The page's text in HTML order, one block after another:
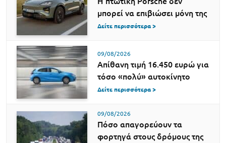
μπορεί να επιβιώσει μόνη της
Δείτε περισσότερα >
09/08/2026
Απίθανη τιμή 16.450 ευρώ για
τόσο «πολύ» αυτοκίνητο
Δείτε περισσότερα >
09/08/2026
Πόσο απαγορεύουν τα
φορτηγά στους δρόμους της